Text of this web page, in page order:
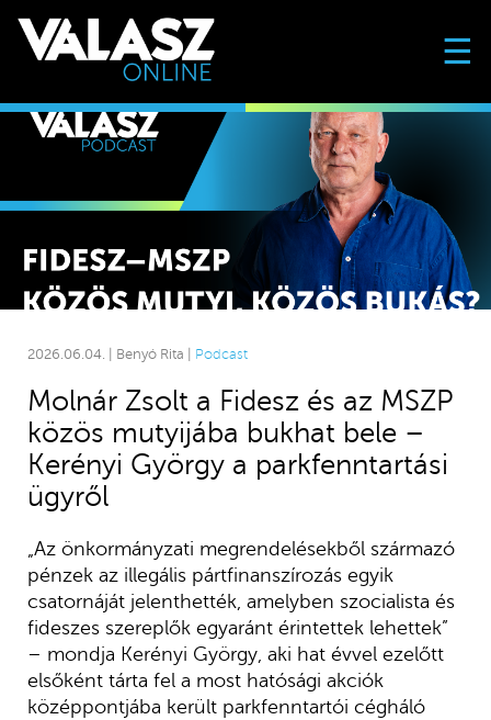
☰
2026.06.04. | Benyó Rita | Podcast
Molnár Zsolt a Fidesz és az MSZP
közös mutyijába bukhat bele –
Kerényi György a parkfenntartási
ügyről
„Az önkormányzati megrendelésekből származó
pénzek az illegális pártfinanszírozás egyik
csatornáját jelenthették, amelyben szocialista és
fideszes szereplők egyaránt érintettek lehettek”
– mondja Kerényi György, aki hat évvel ezelőtt
elsőként tárta fel a most hatósági akciók
középpontjába került parkfenntartói cégháló